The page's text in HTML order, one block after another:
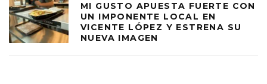
MI GUSTO APUESTA FUERTE CON
UN IMPONENTE LOCAL EN
VICENTE LÓPEZ Y ESTRENA SU
NUEVA IMAGEN